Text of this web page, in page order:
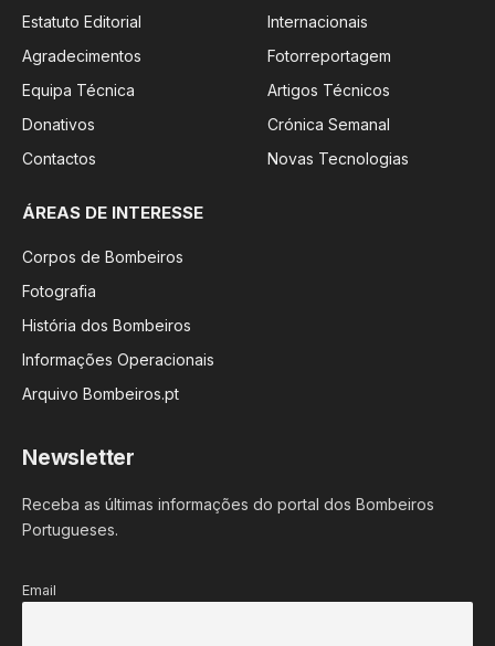
Estatuto Editorial
Agradecimentos
Equipa Técnica
Donativos
Contactos
Internacionais
Fotorreportagem
Artigos Técnicos
Crónica Semanal
Novas Tecnologias
ÁREAS DE INTERESSE
Corpos de Bombeiros
Fotografia
História dos Bombeiros
Informações Operacionais
Arquivo Bombeiros.pt
Newsletter
Receba as últimas informações do portal dos Bombeiros
Portugueses.
Email